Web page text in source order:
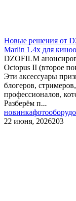
Новые решения от
Marlin 1.4x для
DZOFILM
Octopus II (второе
Эти аксессуары
блогеров,
профессионалов,
Разберём п...
новинка
22 июня, 2026203